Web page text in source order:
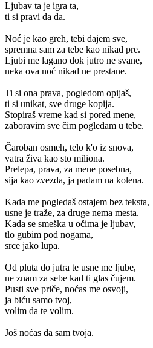
Ljubav ta je igra ta,
ti si pravi da da.
Noć je kao greh, tebi dajem sve,
spremna sam za tebe kao nikad pre.
Ljubi me lagano dok jutro ne svane,
neka ova noć nikad ne prestane.
Ti si ona prava, pogledom opijaš,
ti si unikat, sve druge kopija.
Stopiraš vreme kad si pored mene,
zaboravim sve čim pogledam u tebe.
Čaroban osmeh, telo k'o iz snova,
vatra živa kao sto miliona.
Prelepa, prava, za mene posebna,
sija kao zvezda, ja padam na kolena.
Kada me pogledaš ostajem bez teksta,
usne je traže, za druge nema mesta.
Kada se smeška u očima je ljubav,
tlo gubim pod nogama,
srce jako lupa.
Od pluta do jutra te usne me ljube,
ne znam za sebe kad ti glas čujem.
Pusti sve priče, noćas me osvoji,
ja biću samo tvoj,
volim da te volim.
Još noćas da sam tvoja.